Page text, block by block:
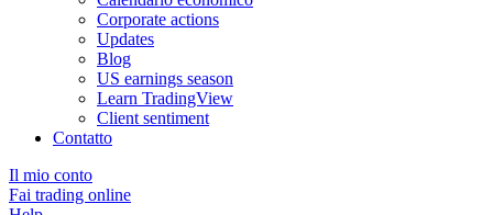
Corporate actions
Updates
Blog
US earnings season
Learn TradingView
Client sentiment
Contatto
Il mio conto
Fai trading online